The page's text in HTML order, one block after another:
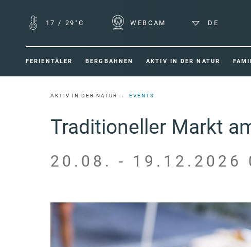
17 / 29°C WEBCAM DE
FERIENTÄLER BERGBAHNEN AKTIV IN DER NATUR
AKTIV IN DER NATUR EVENTS
Traditioneller Markt
20.08. - 19.12.2026